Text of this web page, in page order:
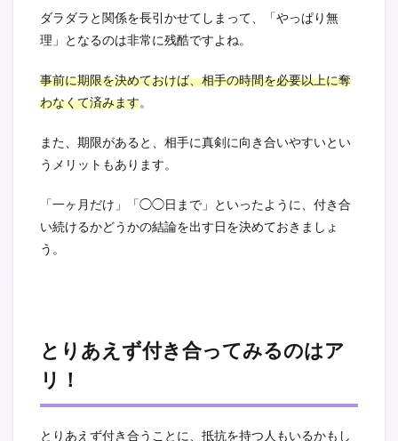
ダラダラと関係を長引かせてしまって、「やっぱり無
理」となるのは非常に残酷ですよね。
事前に期限を決めておけば、相手の時間を必要以上に奪
わなくて済みます。
また、期限があると、相手に真剣に向き合いやすいとい
うメリットもあります。
「一ヶ月だけ」「◯◯日まで」といったように、付き合
い続けるかどうかの結論を出す日を決めておきましょ
う。
とりあえず付き合ってみるのはア
リ！
とりあえず付き合うことに、抵抗を持つ人もいるかもし